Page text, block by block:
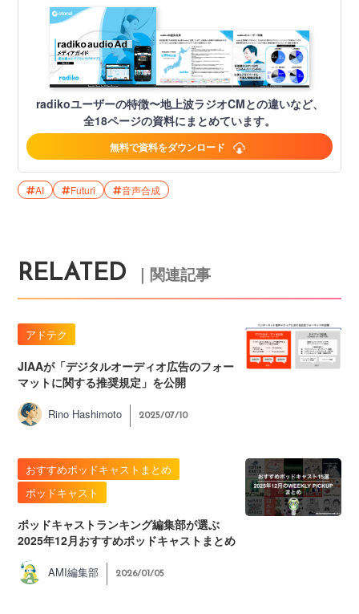
radikoユーザーの特徴〜地上波ラジオCMとの違いなど、
全18ページの資料にまとめています。
無料で資料をダウンロード
AI Futuri 音声合成
RELATED ｜関連記事
アドテク
JIAAが「デジタルオーディオ広告のフォー
マットに関する推奨規定」を公開
Rino Hashimoto 2025/07/10
おすすめポッドキャストまとめ
ポッドキャスト
ポッドキャストランキング編集部が選ぶ
2025年12月おすすめポッドキャストまとめ
AMI編集部 2026/01/05